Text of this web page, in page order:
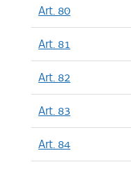
Art. 80
Art. 81
Art. 82
Art. 83
Art. 84